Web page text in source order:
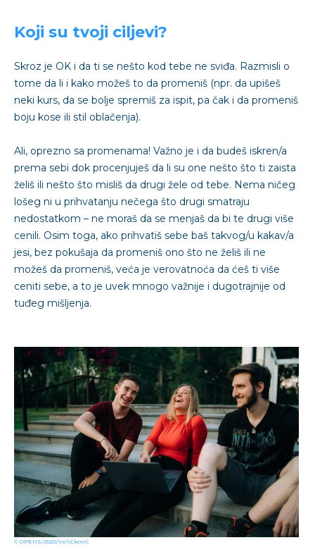
Koji su tvoji ciljevi?
Skroz je OK i da ti se nešto kod tebe ne sviđa. Razmisli o
tome da li i kako možeš to da promeniš (npr. da upišeš
neki kurs, da se bolje spremiš za ispit, pa čak i da promeniš
boju kose ili stil oblačenja).
Ali, oprezno sa promenama! Važno je i da budeš iskren/a
prema sebi dok procenjuješ da li su one nešto što ti zaista
želiš ili nešto što misliš da drugi žele od tebe. Nema ničeg
lošeg ni u prihvatanju nečega što drugi smatraju
nedostatkom – ne moraš da se menjaš da bi te drugi više
cenili. Osim toga, ako prihvatiš sebe baš takvog/u kakav/a
jesi, bez pokušaja da promeniš ono što ne želiš ili ne
možeš da promeniš, veća je verovatnoća da ćeš ti više
ceniti sebe, a to je uvek mnogo važnije i dugotrajnije od
tuđeg mišljenja.
© OPENS/2020/Veličković